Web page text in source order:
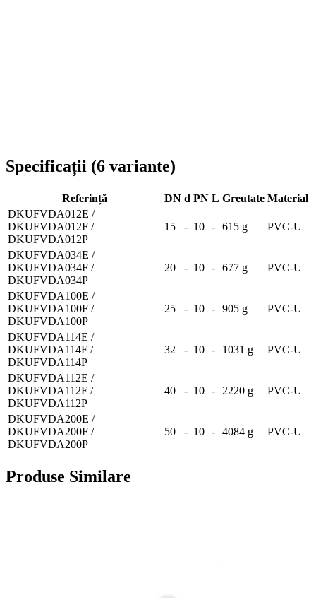
Specificații (6 variante)
Referință DN d PN L Greutate Material
DKUFVDA012E /
DKUFVDA012F /
DKUFVDA012P
15 - 10 - 615 g PVC-U
DKUFVDA034E /
DKUFVDA034F /
DKUFVDA034P
20 - 10 - 677 g PVC-U
DKUFVDA100E /
DKUFVDA100F /
DKUFVDA100P
25 - 10 - 905 g PVC-U
DKUFVDA114E /
DKUFVDA114F /
DKUFVDA114P
32 - 10 - 1031 g PVC-U
DKUFVDA112E /
DKUFVDA112F /
DKUFVDA112P
40 - 10 - 2220 g PVC-U
DKUFVDA200E /
DKUFVDA200F /
DKUFVDA200P
50 - 10 - 4084 g PVC-U
Produse Similare